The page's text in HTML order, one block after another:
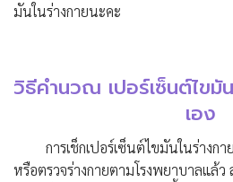
มันในร่างกายนะคะ
วิธีคำนวณ เปอร์เซ็นต์ไขมั
เอง
การเช็กเปอร์เซ็นต์ไขมันในร่างกาย
หรือตรวจร่างกายตามโรงพยาบาลแล้